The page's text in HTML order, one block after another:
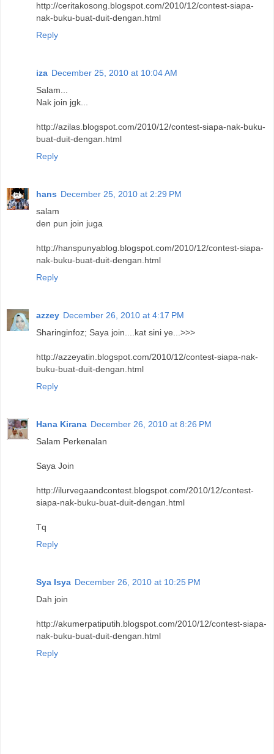
http://ceritakosong.blogspot.com/2010/12/contest-siapa-
nak-buku-buat-duit-dengan.html
Reply
iza December 25, 2010 at 10:04 AM
Salam...
Nak join jgk...
http://azilas.blogspot.com/2010/12/contest-siapa-nak-buku-
buat-duit-dengan.html
Reply
hans December 25, 2010 at 2:29 PM
salam
den pun join juga
http://hanspunyablog.blogspot.com/2010/12/contest-siapa-
nak-buku-buat-duit-dengan.html
Reply
azzey December 26, 2010 at 4:17 PM
Sharinginfoz; Saya join....kat sini ye...>>>
http://azzeyatin.blogspot.com/2010/12/contest-siapa-nak-
buku-buat-duit-dengan.html
Reply
Hana Kirana December 26, 2010 at 8:26 PM
Salam Perkenalan
Saya Join
http://ilurvegaandcontest.blogspot.com/2010/12/contest-
siapa-nak-buku-buat-duit-dengan.html
Tq
Reply
Sya Isya December 26, 2010 at 10:25 PM
Dah join
http://akumerpatiputih.blogspot.com/2010/12/contest-siapa-
nak-buku-buat-duit-dengan.html
Reply